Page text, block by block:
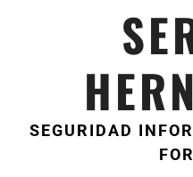
SEGURIDAD